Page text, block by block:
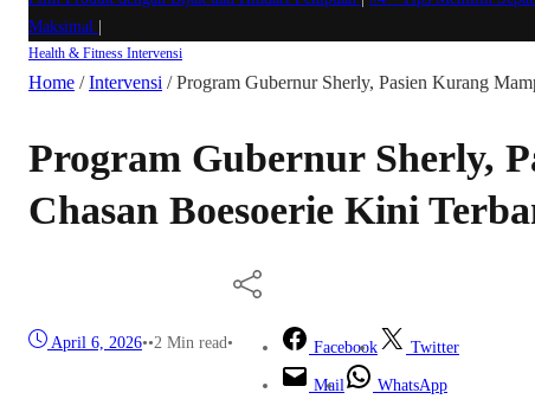
Maksimal
Health & Fitness Intervensi
Home /Intervensi /Program Gubernur Sherly, Pasien Kurang
Program Gubernur Sherly,
Chasan Boesoerie Kini
April 6, 2026••2 Min read• Facebook Twitter
Mail WhatsApp